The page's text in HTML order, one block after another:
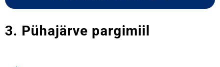
3. Pühajärve pargimiil